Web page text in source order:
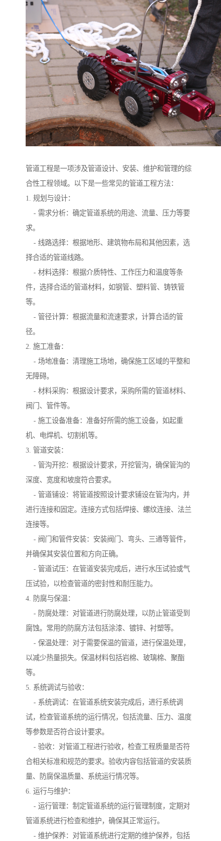
管道工程是一项涉及管道设计、安装、维护和管理的综
合性工程领域。以下是一些常见的管道工程方法：
1. 规划与设计：
- 需求分析：确定管道系统的用途、流量、压力等要
求。
- 线路选择：根据地形、建筑物布局和其他因素，选
择合适的管道线路。
- 材料选择：根据介质特性、工作压力和温度等条
件，选择合适的管道材料，如钢管、塑料管、铸铁管
等。
- 管径计算：根据流量和流速要求，计算合适的管
径。
2. 施工准备：
- 场地准备：清理施工场地，确保施工区域的平整和
无障碍。
- 材料采购：根据设计要求，采购所需的管道材料、
阀门、管件等。
- 施工设备准备：准备好所需的施工设备，如起重
机、电焊机、切割机等。
3. 管道安装：
- 管沟开挖：根据设计要求，开挖管沟，确保管沟的
深度、宽度和坡度符合要求。
- 管道铺设：将管道按照设计要求铺设在管沟内，并
进行连接和固定。连接方式包括焊接、螺纹连接、法兰
连接等。
- 阀门和管件安装：安装阀门、弯头、三通等管件，
并确保其安装位置和方向正确。
- 管道试压：在管道安装完成后，进行水压试验或气
压试验，以检查管道的密封性和耐压能力。
4. 防腐与保温：
- 防腐处理：对管道进行防腐处理，以防止管道受到
腐蚀。常用的防腐方法包括涂漆、镀锌、衬塑等。
- 保温处理：对于需要保温的管道，进行保温处理，
以减少热量损失。保温材料包括岩棉、玻璃棉、聚酯
等。
5. 系统调试与验收：
- 系统调试：在管道系统安装完成后，进行系统调
试，检查管道系统的运行情况，包括流量、压力、温度
等参数是否符合设计要求。
- 验收：对管道工程进行验收，检查工程质量是否符
合相关标准和规范的要求。验收内容包括管道的安装质
量、防腐保温质量、系统运行情况等。
6. 运行与维护：
- 运行管理：制定管道系统的运行管理制度，定期对
管道系统进行检查和维护，确保其正常运行。
- 维护保养：对管道系统进行定期的维护保养，包括